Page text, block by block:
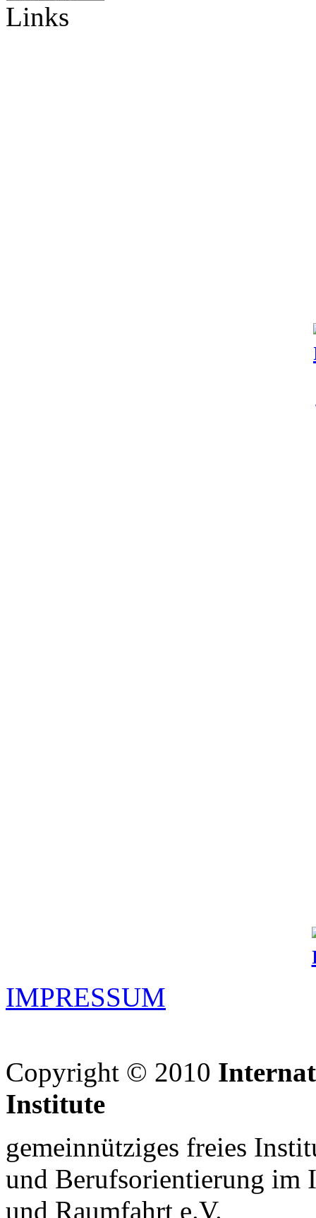
Links
IMPRESSUM
Copyright © 2010
Institute
gemeinnütziges freies
und Berufsorientierung im
und Raumfahrt e.V.